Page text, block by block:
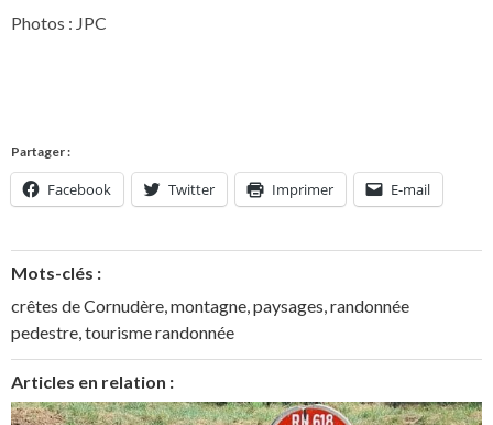
Photos : JPC
Partager :
Facebook Twitter Imprimer E-mail
Mots-clés :
crêtes de Cornudère,montagne,paysages,randonnée
pedestre,tourisme randonnée
Articles en relation :